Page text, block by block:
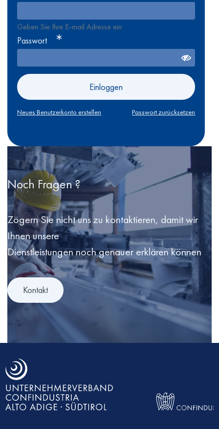
Geben Sie Ihre E-mail Adresse ein
Passwort
Einloggen
Neues Benutzerkonto erstellen Passwort zurücksetzen
Noch Fragen ?
Zögern Sie nicht uns zu kontaktieren, damit wir
Ihnen unsere
Dienstleistungen noch genauer erklären können
Kontakt